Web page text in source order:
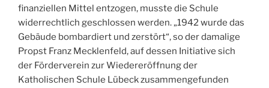
finanziellen Mittel entzogen, musste die Schule
widerrechtlich geschlossen werden. „1942 wurde das
Gebäude bombardiert und zerstört“, so der damalige
Propst Franz Mecklenfeld, auf dessen Initiative sich
der Förderverein zur Wiedereröffnung der
Katholischen Schule Lübeck zusammengefunden